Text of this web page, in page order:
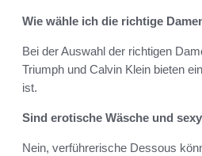
Wie wähle ich die richtige
Bei der Auswahl der richtigen
Triumph und Calvin Klein bieten
ist.
Sind erotische Wäsche und
Nein, verführerische Dessous